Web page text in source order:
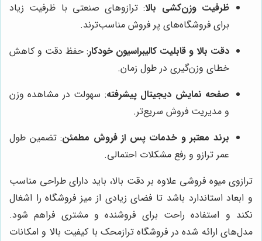
ظرفیت وزن‌کشی بالا: ترازوهای صنعتی با ظرفیت زیاد
برای فروشگاه‌های پر فروش مناسب‌ترند.
دقت بالا و قابلیت کالیبراسیون خودکار: حفظ دقت و کاهش
خطای وزن‌گیری در طول زمان.
صفحه نمایش دیجیتال پیشرفته: سهولت در مشاهده وزن
و مدیریت فروش سریع‌تر.
برند معتبر و خدمات پس از فروش مطمئن: تضمین طول
عمر ترازو و رفع مشکلات احتمالی.
ترازوی میوه فروشی علاوه بر دقت بالا، باید دارای طراحی مناسب
و ابعاد استاندارد باشد تا فضای زیادی از میز فروشگاه را اشغال
نکند و استفاده راحت برای فروشنده و مشتری فراهم شود.
مدل‌های ارائه شده در فروشگاه ترازمحک با کیفیت بالا و امکانات